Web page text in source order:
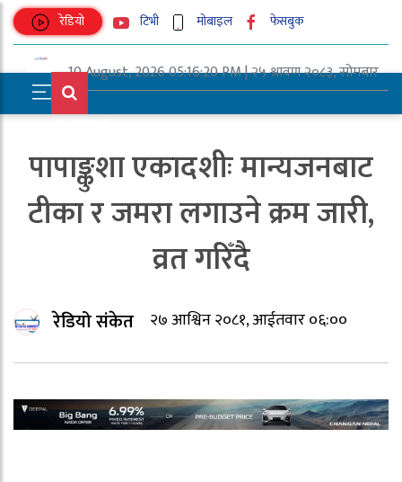
रेडियो टिभी मोबाइल फेसबुक
10 August, 2026 05:16:20 PM | २५ श्रावण २०८३, सोमबार
पापाङ्कुशा एकादशीः मान्यजनबाट
टीका र जमरा लगाउने क्रम जारी,
व्रत गरिँदै
रेडियो संकेत २७ आश्विन २०८१, आईतवार ०६:००